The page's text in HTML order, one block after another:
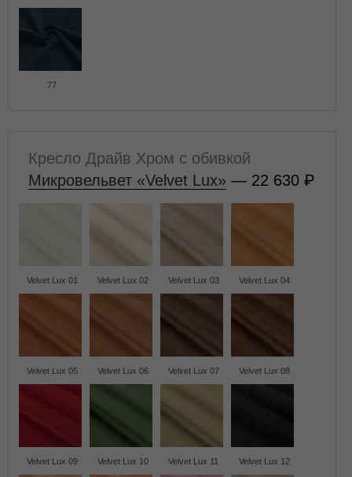
77
Кресло Драйв Хром с обивкой
Микровельвет «Velvet Lux» — 22 630
Velvet Lux 01 Velvet Lux 02 Velvet Lux 03 Velvet Lux 04
Velvet Lux 05 Velvet Lux 06 Velvet Lux 07 Velvet Lux 08
Velvet Lux 09 Velvet Lux 10 Velvet Lux 11 Velvet Lux 12